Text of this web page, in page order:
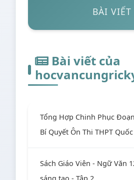
BÀI VIẾT
Bài viết của
Tổng Hợp Chinh Phục
Bí Quyết Ôn Thi THPT
Sách Giáo Viên - Ngữ Văn